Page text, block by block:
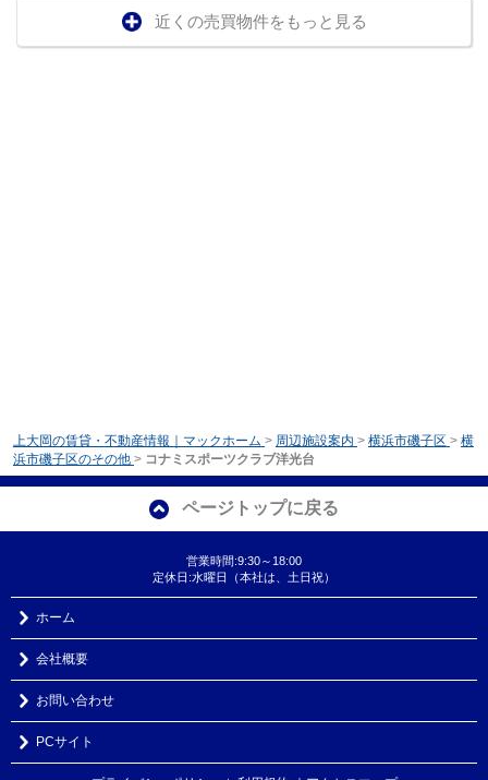
近くの売買物件をもっと見る
上大岡の賃貸・不動産情報｜マックホーム > 周辺施設案内 > 横浜市磯子区 > 横
浜市磯子区のその他 > コナミスポーツクラブ洋光台
ページトップに戻る
営業時間:9:30～18:00
定休日:水曜日（本社は、土日祝）
ホーム
会社概要
お問い合わせ
PCサイト